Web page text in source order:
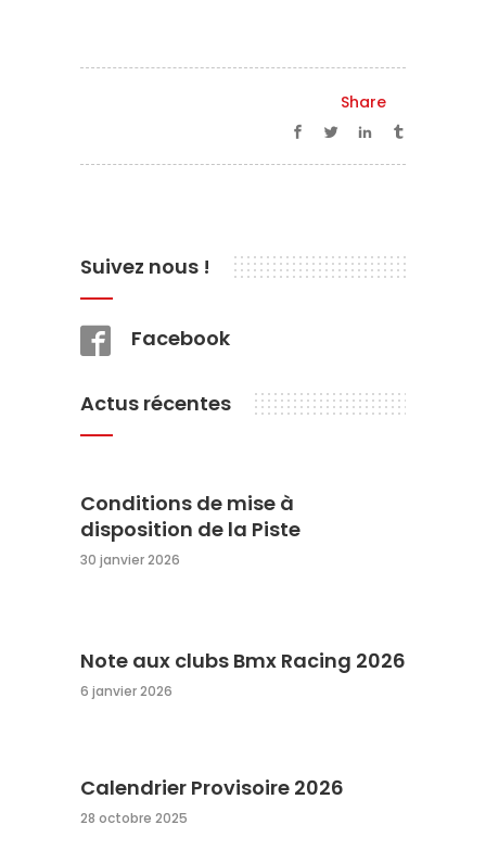
Share
Suivez nous !
Facebook
Actus récentes
Conditions de mise à
disposition de la Piste
30 janvier 2026
Note aux clubs Bmx Racing 2026
6 janvier 2026
Calendrier Provisoire 2026
28 octobre 2025